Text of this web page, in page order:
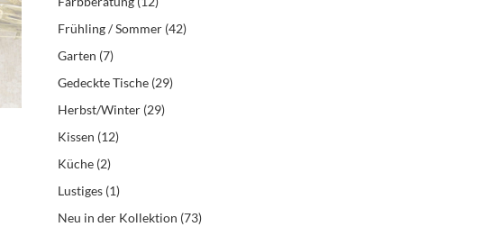
Frühling / Sommer (42)
Garten (7)
Gedeckte Tische (29)
Herbst/Winter (29)
Kissen (12)
Küche (2)
Lustiges (1)
Neu in der Kollektion (73)